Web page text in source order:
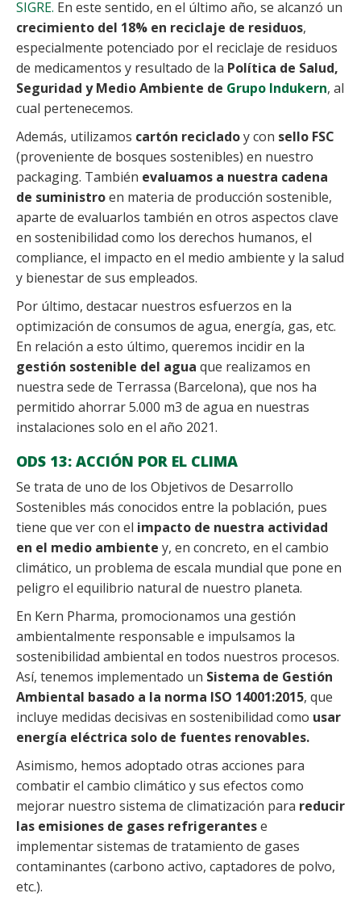
SIGRE. En este sentido, en el último año, se alcanzó un
crecimiento del 18% en reciclaje de residuos,
especialmente potenciado por el reciclaje de residuos
de medicamentos y resultado de la Política de Salud,
Seguridad y Medio Ambiente de Grupo Indukern, al
cual pertenecemos.
Además, utilizamos cartón recicladoy con sello FSC
(proveniente de bosques sostenibles) en nuestro
packaging. También evaluamos a nuestra cadena
de suministroen materia de producción sostenible,
aparte de evaluarlos también en otros aspectos clave
en sostenibilidad como los derechos humanos, el
compliance, el impacto en el medio ambiente y la salud
y bienestar de sus empleados.
Por último, destacar nuestros esfuerzos en la
optimización de consumos de agua, energía, gas, etc.
En relación a esto último, queremos incidir en la
gestión sostenible del agua que realizamos en
nuestra sede de Terrassa (Barcelona), que nos ha
permitido ahorrar 5.000 m3 de agua en nuestras
instalaciones solo en el año 2021.
ODS 13: ACCIÓN POR EL CLIMA
Se trata de uno de los Objetivos de Desarrollo
Sostenibles más conocidos entre la población, pues
tiene que ver con el impacto de nuestra actividad
en el medio ambiente y, en concreto, en el cambio
climático, un problema de escala mundial que pone en
peligro el equilibrio natural de nuestro planeta.
En Kern Pharma, promocionamos una gestión
ambientalmente responsable e impulsamos la
sostenibilidad ambiental en todos nuestros procesos.
Así, tenemos implementado un Sistema de Gestión
Ambiental basado a la norma ISO 14001:2015, que
incluye medidas decisivas en sostenibilidad como usar
energía eléctrica solo de fuentes renovables.
Asimismo, hemos adoptado otras acciones para
combatir el cambio climático y sus efectos como
mejorar nuestro sistema de climatización para reducir
las emisiones de gases refrigerantese
implementar sistemas de tratamiento de gases
contaminantes (carbono activo, captadores de polvo,
etc.).